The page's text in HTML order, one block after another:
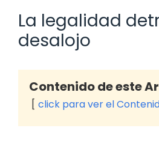
La legalidad
desalojo
Contenido de este
click para ver el